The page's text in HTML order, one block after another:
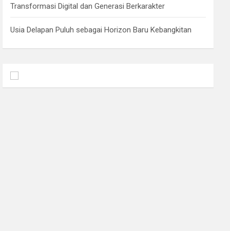
Transformasi Digital dan Generasi Berkarakter
Usia Delapan Puluh sebagai Horizon Baru Kebangkitan